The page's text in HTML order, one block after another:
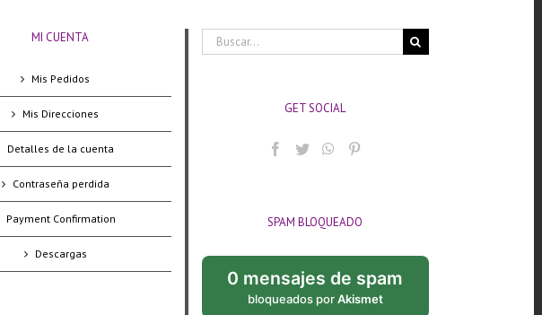
MI CUENTA
Mis Pedidos
Mis Direcciones
Detalles de la cuenta
Contraseña perdida
Payment Confirmation
Descargas
Buscar:
GET SOCIAL
SPAM BLOQUEADO
0 mensajes de spam
bloqueados porAkismet